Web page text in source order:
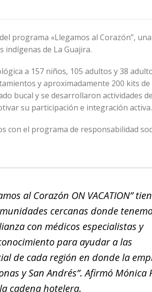
programa «Llegamos al Corazón”,
indígenas de La Guajira.
a 157 niños, 105 adultos y 38
y aproximadamente 200 kits
bucal y se desarrollaron actividades de
su participación e integración activa.
con el programa de responsabilidad
al Corazón ON VACATION”
cercanas donde
con médicos especialistas y
para ayudar a las
de cada región en donde la
y San Andrés”. Afirmó Mónica
cadena hotelera.